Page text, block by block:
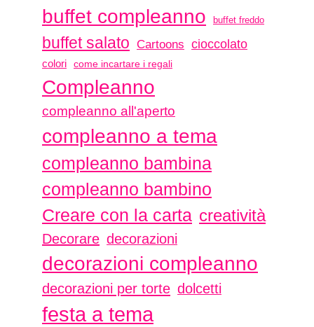
buffet compleanno buffet freddo
buffet salato Cartoons cioccolato
colori come incartare i regali
Compleanno
compleanno all'aperto
compleanno a tema
compleanno bambina
compleanno bambino
Creare con la carta creatività
Decorare decorazioni
decorazioni compleanno
decorazioni per torte dolcetti
festa a tema